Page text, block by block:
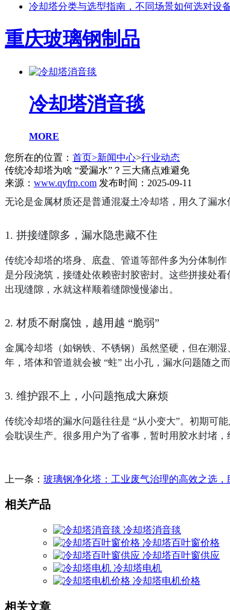
冷却塔分类与选型指南，不同场景如何选对设
重庆玻璃钢制品
冷却塔消音毯
MORE
您所在的位置： 首页>新闻中心>行业动态
传统冷却塔为啥 “爱漏水”？三大痛点难避免
来源： www.qyfrp.com 发布时间：2025-09-11
无论是金属材质还是普通混凝土冷却塔，用久了漏
1. 拼接缝隙多，漏水隐患藏不住
传统冷却塔的塔身、底盘、管道等部件多为分体制
是分段浇筑，接缝处依赖密封胶密封。这些拼接处
出现缝隙，水就这样顺着缝隙慢慢渗出。
2. 材质不耐腐蚀，越用越 “脆弱”
金属冷却塔（如钢铁、不锈钢）虽然坚硬，但在潮
年，塔体和管道就会被 “蛀” 出小孔，漏水问题随之
3. 维护跟不上，小问题拖成大麻烦
传统冷却塔的漏水问题往往是 “从小变大”。初期可
会耽误生产。很多用户为了省事，暂时用胶水封堵
上一条： 玻璃钢净化塔：工业废气治理的高效之选
相关产品
冷却塔消音毯
冷却塔百叶窗价格
冷却塔百叶窗供应
冷却塔电机
冷却塔电机价格
相关文章